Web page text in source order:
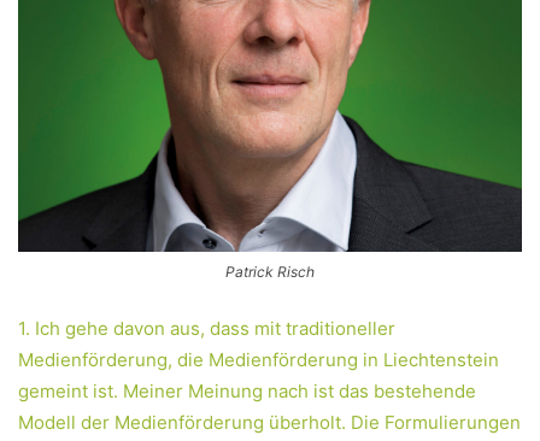
Patrick Risch
1. Ich gehe davon aus, dass mit traditioneller
Medienförderung, die Medienförderung in Liechtenstein
gemeint ist. Meiner Meinung nach ist das bestehende
Modell der Medienförderung überholt. Die Formulierungen